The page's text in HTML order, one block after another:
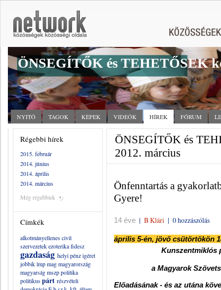
ÖNSEGÍTŐK és TEHETŐSEK
NYITÓ TAGOK KÉPEK VIDEÓK HÍREK FÓRUM
Régebbi hírek
2015. február
2014. június
2014. április
2014. március
Még régebbiek
Címkék
alkotmányellenescivil
szervezetekezoterikafidesz
gazdaság helyi pénzigéret
jobbiklmpmagmagyarország
magyarságmszppolitika
politikuspárt részvételi
ÖNSEGÍTŐK és
2012. március
Önfenntartás a
Gyere!
14 éve | B Klári | 0 hozzászólás
április 5-én, jövő csütörtökön
Kunszentmiklós
a Magyarok Szövetsége
Előadásának - és az utána